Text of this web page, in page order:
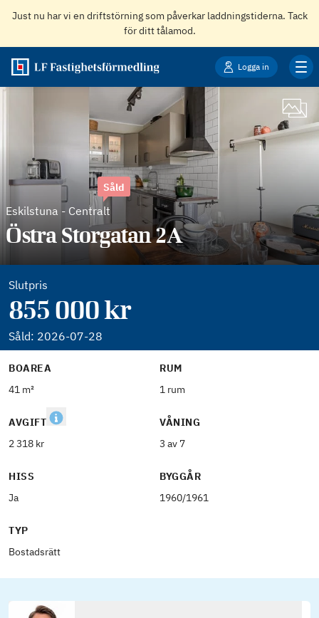
Just nu har vi en driftstörning som påverkar laddningstiderna. Tack
för ditt tålamod.
Logga in
Eskilstuna - Centralt
Såld
Östra Storgatan 2A
Slutpris
855 000 kr
Såld: 2026-07-28
BOAREA
41 m²
RUM
1 rum
AVGIFT
2 318 kr
VÅNING
3 av 7
HISS
Ja
BYGGÅR
1960/1961
TYP
Bostadsrätt